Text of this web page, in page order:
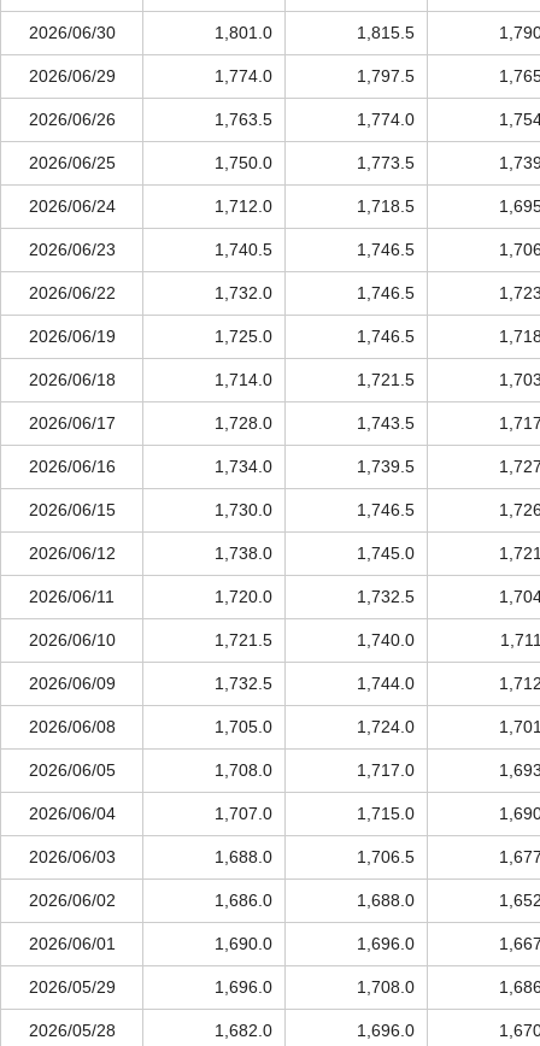
2026/06/30 1,801.0 1,815.5
2026/06/29 1,774.0 1,797.5
2026/06/26 1,763.5 1,774.0
2026/06/25 1,750.0 1,773.5
2026/06/24 1,712.0 1,718.5
2026/06/23 1,740.5 1,746.5
2026/06/22 1,732.0 1,746.5
2026/06/19 1,725.0 1,746.5
2026/06/18 1,714.0 1,721.5
2026/06/17 1,728.0 1,743.5
2026/06/16 1,734.0 1,739.5
2026/06/15 1,730.0 1,746.5
2026/06/12 1,738.0 1,745.0
2026/06/11 1,720.0 1,732.5
2026/06/10 1,721.5 1,740.0
2026/06/09 1,732.5 1,744.0
2026/06/08 1,705.0 1,724.0
2026/06/05 1,708.0 1,717.0
2026/06/04 1,707.0 1,715.0
2026/06/03 1,688.0 1,706.5
2026/06/02 1,686.0 1,688.0
2026/06/01 1,690.0 1,696.0
2026/05/29 1,696.0 1,708.0
2026/05/28 1,682.0 1,696.0